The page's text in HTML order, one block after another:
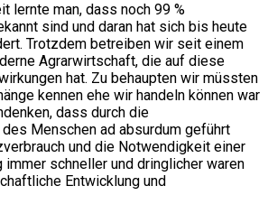
lernte man, dass noch 99 %
sind und daran hat sich bis heute
Trotzdem betreiben wir seit einem
Agrarwirtschaft, die auf diese
hat. Zu behaupten wir müssten
kennen ehe wir handeln können war
dass durch die
Menschen ad absurdum geführt
und die Notwendigkeit einer
immer schneller und dringlicher waren
Entwicklung und